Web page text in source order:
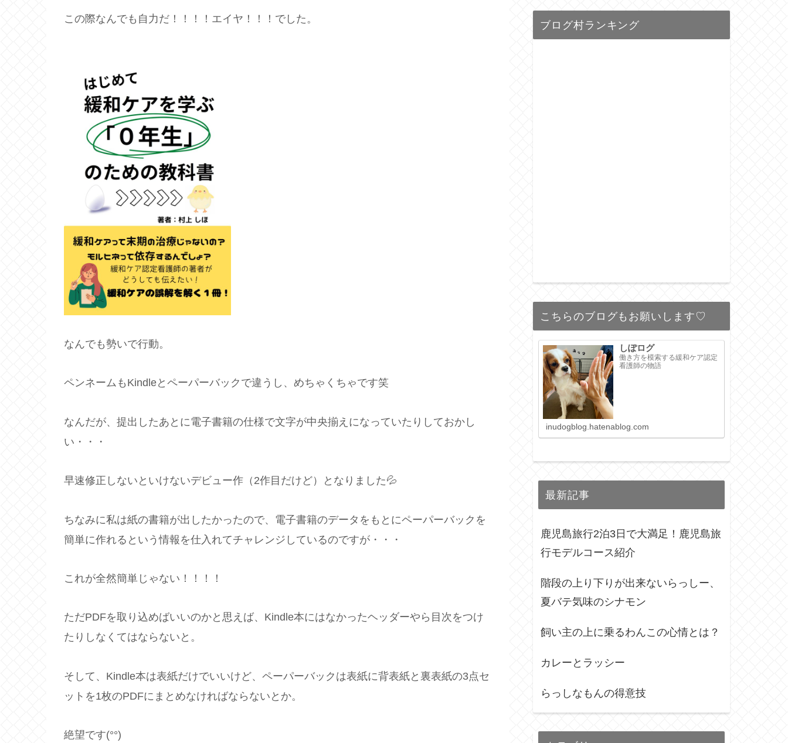
この際なんでも自力だ！！！！エイヤ！！！でした。
なんでも勢いで行動。
ペンネームもKindleとペーパーバックで違うし、めちゃくちゃです笑
なんだが、提出したあとに電子書籍の仕様で文字が中央揃えになっていたりしておかし
い・・・
早速修正しないといけないデビュー作（2作目だけど）となりました💦
ちなみに私は紙の書籍が出したかったので、電子書籍のデータをもとにペーパーバックを
簡単に作れるという情報を仕入れてチャレンジしているのですが・・・
これが全然簡単じゃない！！！！
ただPDFを取り込めばいいのかと思えば、Kindle本にはなかったヘッダーやら目次をつけ
たりしなくてはならないと。
そして、Kindle本は表紙だけでいいけど、ペーパーバックは表紙に背表紙と裏表紙の3点セ
ットを1枚のPDFにまとめなければならないとか。
絶望です(°°)
ブログ村ランキング
こちらのブログもお願いします♡
しぽログ
働き方を模索する緩和ケア認定
看護師の物語
inudogblog.hatenablog.com
最新記事
鹿児島旅行2泊3日で大満足！鹿児島旅
行モデルコース紹介
階段の上り下りが出来ないらっしー、
夏バテ気味のシナモン
飼い主の上に乗るわんこの心情とは？
カレーとラッシー
らっしなもんの得意技